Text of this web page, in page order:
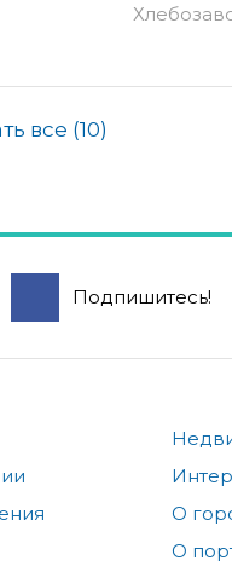
все (10)
Подпишитесь!
О
О